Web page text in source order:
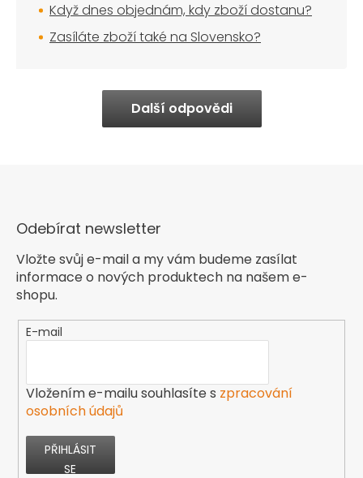
Když dnes objednám, kdy zboží dostanu?
Zasíláte zboží také na Slovensko?
Další odpovědi
Odebírat newsletter
Vložte svůj e-mail a my vám budeme zasílat
informace o nových produktech na našem e-
shopu.
E-mail
Vložením e-mailu souhlasíte s zpracování
osobních údajů
PŘIHLÁSIT
SE